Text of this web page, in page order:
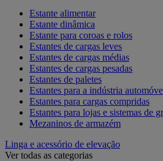
Estante alimentar
Estante dinâmica
Estante para coroas e rolos
Estantes de cargas leves
Estantes de cargas médias
Estantes de cargas pesadas
Estantes de paletes
Estantes para a indústria
Estantes para cargas compridas
Estantes para lojas e sistemas de
Mezaninos de armazém
Linga e acessório de elevação
Ver todas as categorias